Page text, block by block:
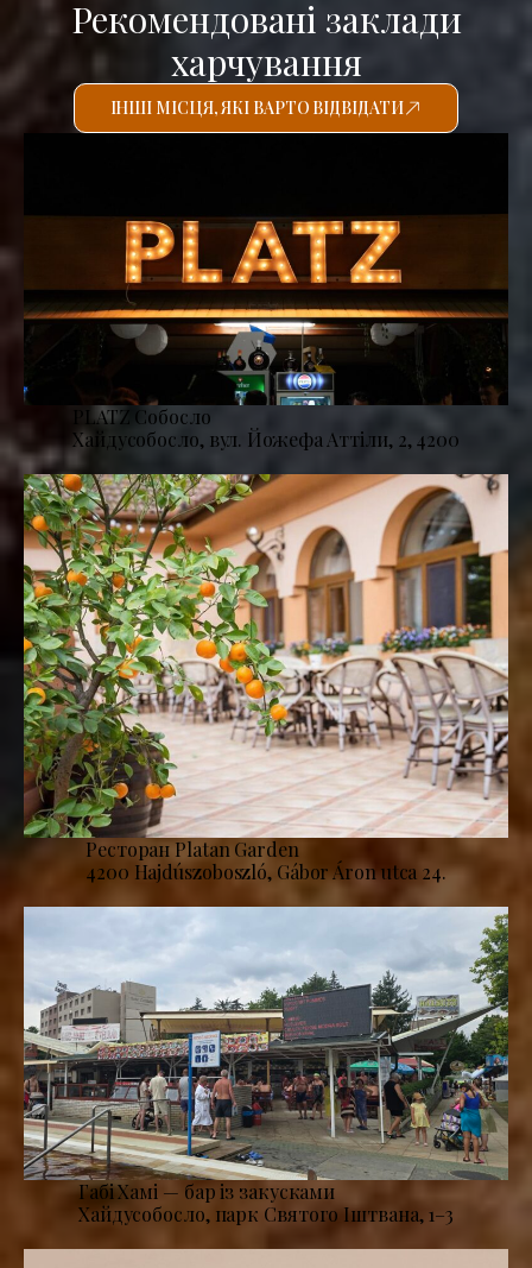
Рекомендовані заклади
харчування
ІНШІ МІСЦЯ, ЯКІ ВАРТО ВІДВІДАТИ
PLATZ Собосло
Хайдусобосло, вул. Йожефа Аттіли, 2, 4200
Ресторан Platan Garden
4200 Hajdúszoboszló, Gábor Áron utca 24.
Габі Хамі — бар із закусками
Хайдусобосло, парк Святого Іштвана, 1–3